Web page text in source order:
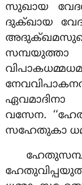
സുഖായ
ദുക്ഖായ
സമ്പയുത്താ
ഏവമാദിനാ
വസേന.
സഹേതുകാ